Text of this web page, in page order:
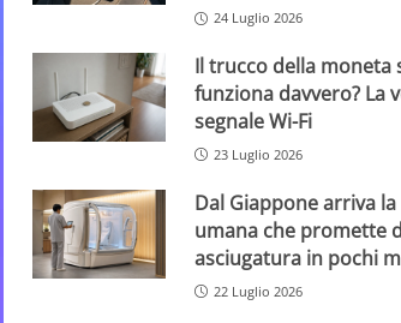
24 Luglio 2026
Il trucco della moneta
funziona davvero? La
segnale Wi-Fi
23 Luglio 2026
Dal Giappone arriva
umana che promette
asciugatura in pochi
22 Luglio 2026